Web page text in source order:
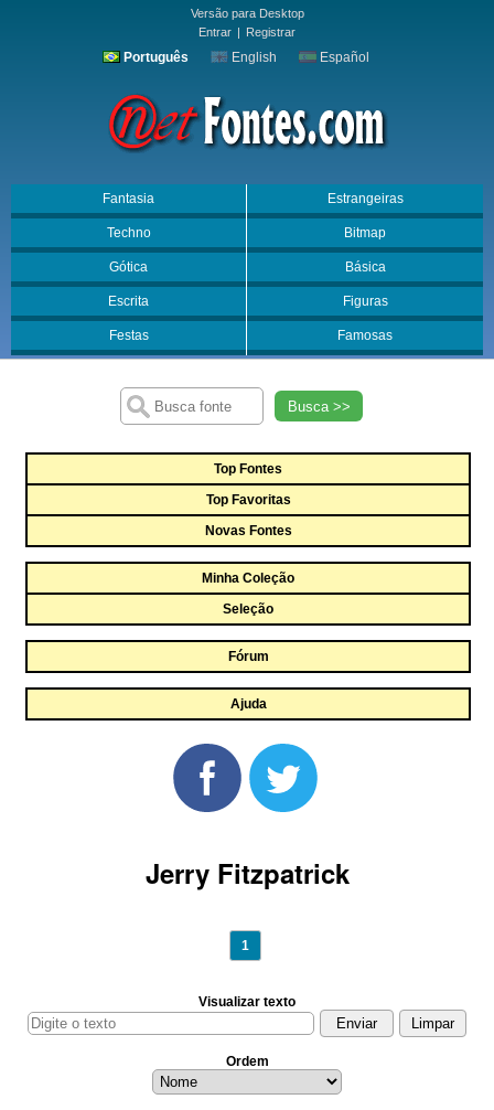
Versão para Desktop
Entrar | Registrar
Português English Español
Fantasia Estrangeiras
Techno Bitmap
Gótica Básica
Escrita Figuras
Festas Famosas
Busca >>
Top Fontes
Top Favoritas
Novas Fontes
Minha Coleção
Seleção
Fórum
Ajuda
Jerry Fitzpatrick
1
Visualizar texto
Ordem